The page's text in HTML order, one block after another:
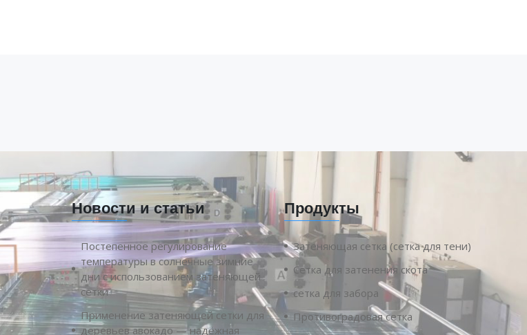
Новости и статьи
Постепенное регулирование
температуры в солнечные зимние
дни с использованием затеняющей
сетки
Применение затеняющей сетки для
деревьев авокадо — надёжная
Продукты
Затеняющая сетка (сетка для тени)
Сетка для затенения скота
сетка для забора
Противоградовая сетка